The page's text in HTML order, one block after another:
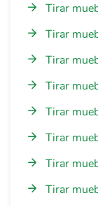
Tirar
Tirar
Tirar
Tirar
Tirar
Tirar
Tirar
Tirar